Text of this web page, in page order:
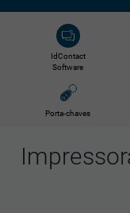
IdContact
Software
Porta-chaves